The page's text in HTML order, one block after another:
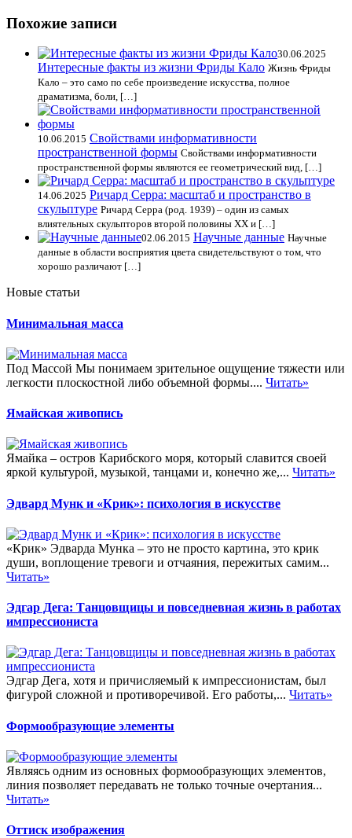
Похожие записи
30.06.2025
Интересные факты из жизни Фриды Кало Жизнь Фриды
Кало – это само по себе произведение искусства, полное
драматизма, боли, […]
10.06.2015 Свойствами информативности
пространственной формы Свойствами информативности
пространственной формы являются ее геометрический вид, […]
14.06.2025 Ричард Серра: масштаб и пространство в
скульптуре Ричард Серра (род. 1939) – один из самых
влиятельных скульпторов второй половины XX и […]
02.06.2015 Научные данные Научные
данные в области восприятия цвета свидетельствуют о том, что
хорошо различают […]
Новые статьи
Минимальная масса
Под Массой Мы понимаем зрительное ощущение тяжести или
легкости плоскостной либо объемной формы.... Читать»
Ямайская живопись
Ямайка – остров Карибского моря, который славится своей
яркой культурой, музыкой, танцами и, конечно же,... Читать»
Эдвард Мунк и «Крик»: психология в искусстве
«Крик» Эдварда Мунка – это не просто картина, это крик
души, воплощение тревоги и отчаяния, пережитых самим...
Читать»
Эдгар Дега: Танцовщицы и повседневная жизнь в работах
импрессиониста
Эдгар Дега, хотя и причисляемый к импрессионистам, был
фигурой сложной и противоречивой. Его работы,... Читать»
Формообразующие элементы
Являясь одним из основных формообразующих элементов,
линия позволяет передавать не только точные очертания...
Читать»
Оттиск изображения